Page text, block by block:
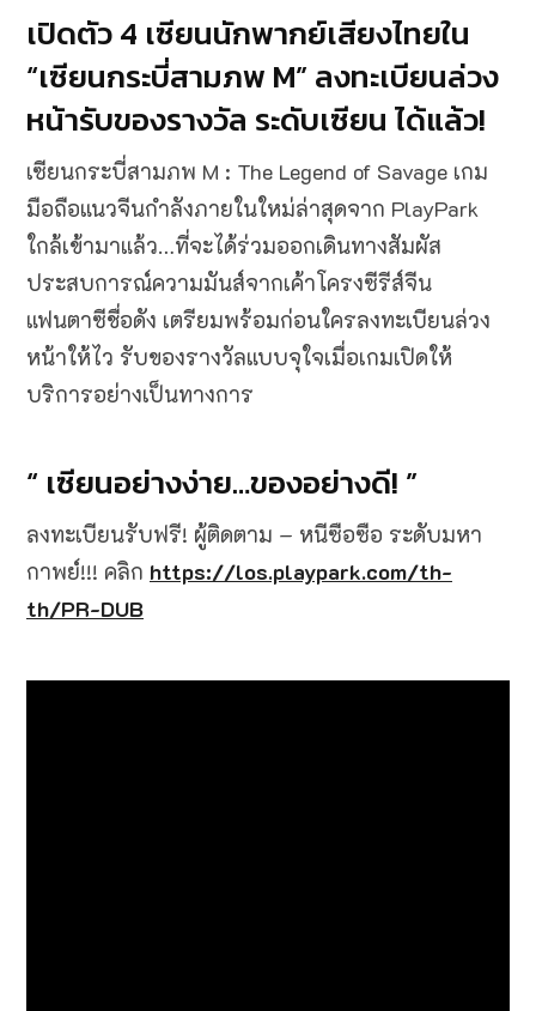
เปิดตัว 4 เซียนนักพากย์เสียงไทยใน
“เซียนกระบี่สามภพ M” ลงทะเบียนล่วง
หน้ารับของรางวัล ระดับเซียน ได้แล้ว!
เซียนกระบี่สามภพ M : The Legend of Savage เกม
มือถือแนวจีนกำลังภายในใหม่ล่าสุดจาก PlayPark
ใกล้เข้ามาแล้ว…ที่จะได้ร่วมออกเดินทางสัมผัส
ประสบการณ์ความมันส์จากเค้าโครงซีรีส์จีน
แฟนตาซีชื่อดัง เตรียมพร้อมก่อนใครลงทะเบียนล่วง
หน้าให้ไว รับของรางวัลแบบจุใจเมื่อเกมเปิดให้
บริการอย่างเป็นทางการ
“ เซียนอย่างง่าย…ของอย่างดี! ”
ลงทะเบียนรับฟรี! ผู้ติดตาม – หนีซือซือ ระดับมหา
กาพย์!!! คลิก https://los.playpark.com/th-
th/PR-DUB